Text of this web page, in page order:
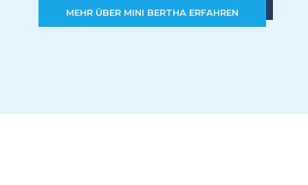
MEHR ÜBER MINI BERTHA ERFAHREN